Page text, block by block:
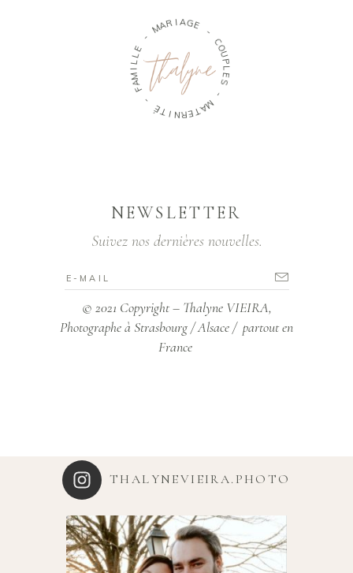
- M ARIAG E
-
C
O
U
P
E
S
-
M
A
T
E
R
N
T
É
-
F
A
M
I
L E
NEWSLETTER
Suivez nos dernières nouvelles.
© 2021 Copyright – Thalyne VIEIRA,
Photographe à Strasbourg / Alsace / partout en
France
THALYNEVIEIRA.PHOTO